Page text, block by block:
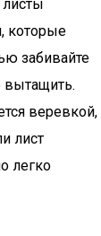
листы
которые
забивайте
вытащить.
веревкой,
лист
легко